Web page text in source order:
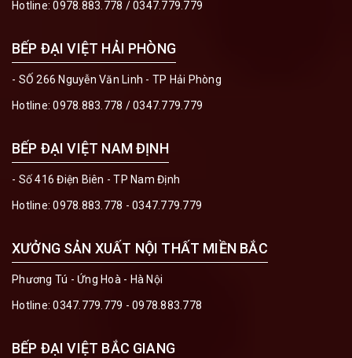
Hotline:0978.883.778 /0347.779.779
BẾP ĐẠI VIỆT HẢI PHÒNG
- SỐ 266 Nguyễn Văn Linh - TP Hải Phòng
Hotline:0978.883.778 /0347.779.779
BẾP ĐẠI VIỆT NAM ĐỊNH
- Số 416 Điện Biên - TP Nam Định
Hotline:0978.883.778 - 0347.779.779
XƯỞNG SẢN XUẤT NỘI THẤT MIỀN BẮC
Phương Tú - Ứng Hoà - Hà Nội
Hotline:0347.779.779 - 0978.883.778
BẾP ĐẠI VIỆT BẮC GIANG